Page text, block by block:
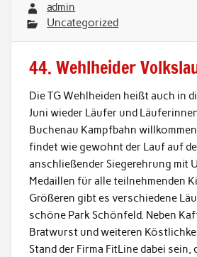
admin
Uncategorized
44. Wehlheider
Die TG Wehlheiden heißt auch in
Juni wieder Läufer und
Buchenau Kampfbahn
findet wie gewohnt der Lauf auf
anschließender Siegerehrung mit
Medaillen für alle teilnehmenden
Größeren gibt es verschiedene
schöne Park Schönfeld. Neben
Bratwurst und weiteren
Stand der Firma FitLine dabei sein,